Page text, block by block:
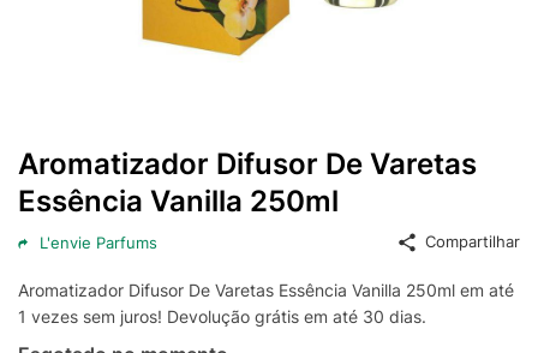
Aromatizador Difusor De Varetas
Essência Vanilla 250ml
L'envie Parfums Compartilhar
Aromatizador Difusor De Varetas Essência Vanilla 250ml em até
1 vezes sem juros! Devolução grátis em até 30 dias.